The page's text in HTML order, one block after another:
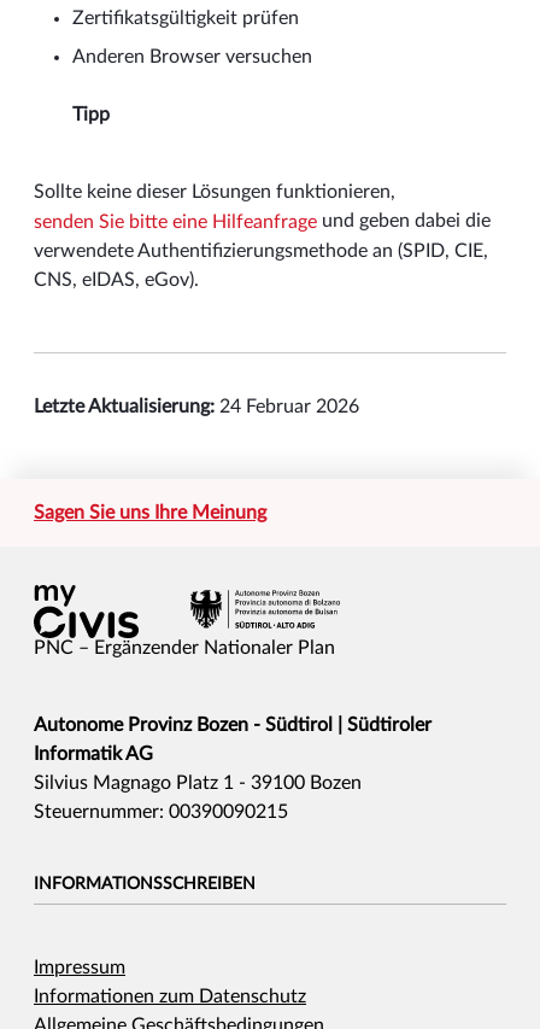
Zertifikatsgültigkeit prüfen
Anderen Browser versuchen
Tipp
Sollte keine dieser Lösungen funktionieren,
senden Sie bitte eine Hilfeanfrage und geben dabei die
verwendete Authentifizierungsmethode an (SPID, CIE,
CNS, eIDAS, eGov).
Letzte Aktualisierung: 24 Februar 2026
Sagen Sie uns Ihre Meinung
PNC – Ergänzender Nationaler Plan
Autonome Provinz Bozen - Südtirol | Südtiroler
Informatik AG
Silvius Magnago Platz 1 - 39100 Bozen
Steuernummer: 00390090215
INFORMATIONSSCHREIBEN
Impressum
Informationen zum Datenschutz
Allgemeine Geschäftsbedingungen